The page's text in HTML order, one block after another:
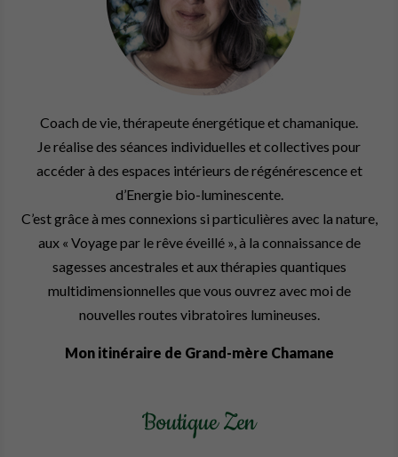
Coach de vie, thérapeute énergétique et chamanique.
Je réalise des séances individuelles et collectives pour
accéder à des espaces intérieurs de régénérescence et
d’Energie bio-luminescente.
C’est grâce à mes connexions si particulières avec la nature,
aux « Voyage par le rêve éveillé », à la connaissance de
sagesses ancestrales et aux thérapies quantiques
multidimensionnelles que vous ouvrez avec moi de
nouvelles routes vibratoires lumineuses.
Mon itinéraire de Grand-mère Chamane
Boutique Zen